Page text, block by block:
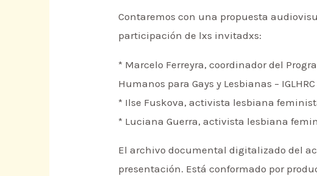
Contaremos con una propuesta
participación de lxs invitadxs:
* Marcelo Ferreyra, coordinador del
Humanos para Gays y Lesbianas – IGLHRC
* Ilse Fuskova, activista lesbiana
* Luciana Guerra, activista lesbiana
El archivo documental digitalizado del
presentación. Está conformado por